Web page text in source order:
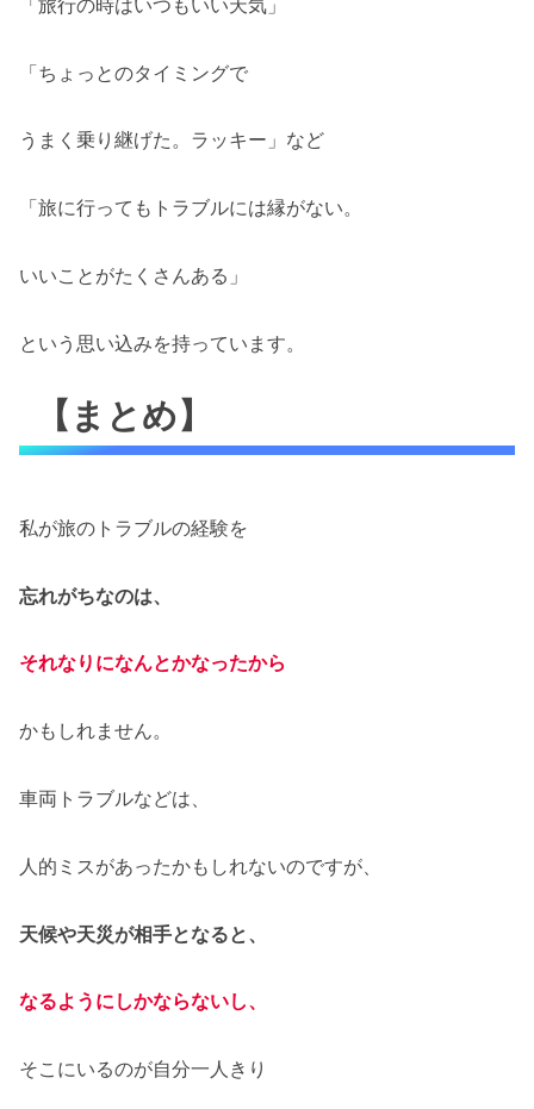
「ちょっとのタイミングで
うまく乗り継げた。ラッキー」など
「旅に行ってもトラブルには縁がない。
いいことがたくさんある」
という思い込みを持っています。
【まとめ】
私が旅のトラブルの経験を
忘れがちなのは、
それなりになんとかなったから
かもしれません。
車両トラブルなどは、
人的ミスがあったかもしれないのですが、
天候や天災が相手となると、
なるようにしかならないし、
そこにいるのが自分一人きり